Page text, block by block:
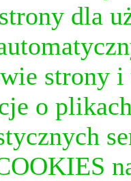
dla
strony
o